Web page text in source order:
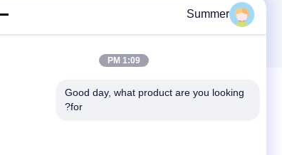
Summer
1:09 PM
Good day, what product are you looking
for?